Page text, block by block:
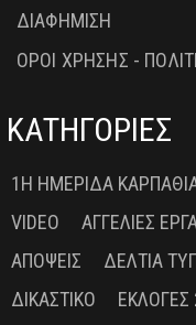
ΔΙΑΦΗΜΙΣΗ
ΟΡΟΙ ΧΡΗΣΗΣ -
ΚΑΤΗΓΟΡΙΕΣ
1Η ΗΜΕΡΊΔΑ
VIDEO
ΑΓΓΕΛΊΕΣ
ΑΠΌΨΕΙΣ
ΔΕΛΤΊΑ
ΔΙΚΑΣΤΙΚΌ
ΕΚΛΟΓΈΣ